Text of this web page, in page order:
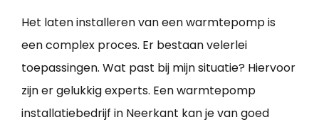
Het laten installeren van een warmtepomp is
een complex proces. Er bestaan velerlei
toepassingen. Wat past bij mijn situatie? Hiervoor
zijn er gelukkig experts. Een warmtepomp
installatiebedrijf in Neerkant kan je van goed